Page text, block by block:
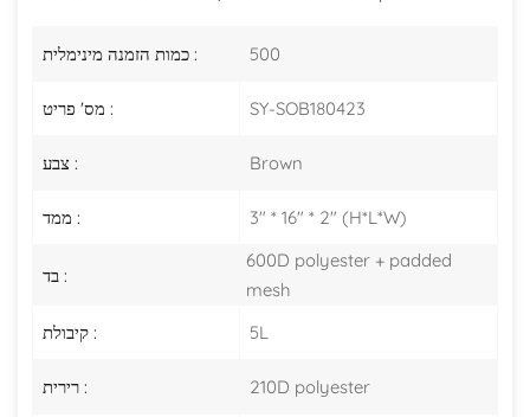
כמות הזמנה מינימלית : 500
מס' פריט : SY-SOB180423
צבע : Brown
ממד : 3" * 16" * 2" (H*L*W)
בד :
600D polyester + padded
mesh
קיבולת :
5L
רירית : 210D polyester